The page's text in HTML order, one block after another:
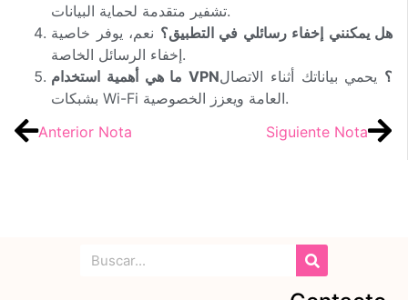
تشفير متقدمة لحماية البيانات.
هل يمكنني إخفاء رسائلي في التطبيق؟ نعم، يوفر خاصية
إخفاء الرسائل الخاصة.
ما هي أهمية استخدام VPN؟ يحمي بياناتك أثناء الاتصال
بشبكات Wi-Fi العامة ويعزز الخصوصية.
Anterior Nota
Siguiente Nota